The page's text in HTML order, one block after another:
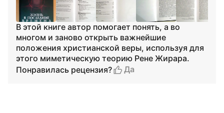
В этой книге автор помогает понять, а во
многом и заново открыть важнейшие
положения христианской веры, используя для
этого миметическую теорию Рене Жирара.
Понравилась рецензия?
Да